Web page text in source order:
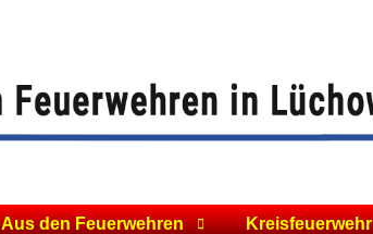
Aus den Feuerwehren Kreisfeuerwehr